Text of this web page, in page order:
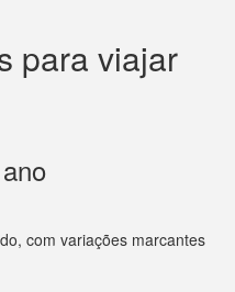
para viajar
com variações marcantes